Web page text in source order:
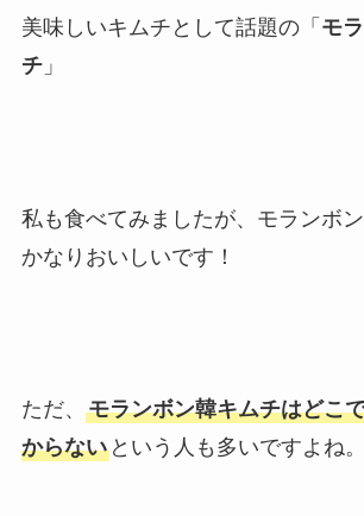
美味しいキムチとして話題の「 モ
チ」
私も食べてみましたが、モランボ
かなりおいしいです！
ただ、 モランボン韓キムチはどこ
からないという人も多いですよね。